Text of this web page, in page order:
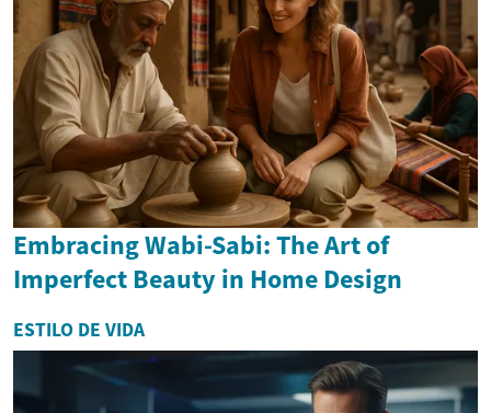
Embracing Wabi-Sabi: The Art of
Imperfect Beauty in Home Design
ESTILO DE VIDA